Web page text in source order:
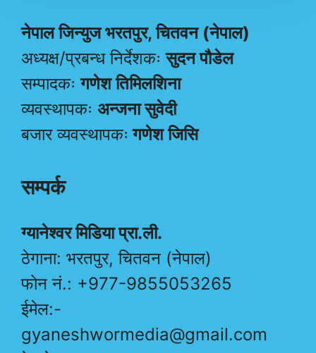
नेपाल जिन्युज भरतपुर, चितवन (नेपाल)
अध्यक्ष/प्रबन्ध निर्देशकःसुदन पौडेल
सम्पादकःगणेश तिमिलशिना
व्यवस्थापकः अन्जना सुवेदी
बजार व्यवस्थापकः गणेश जिसि
सम्पर्क
ग्यानेश्वर मिडिया प्रा.ली.
ठेगाना: भरतपुर, चितवन (नेपाल)
फोन नं.: +977-9855053265
ईमेल:-
gyaneshwormedia@gmail.com